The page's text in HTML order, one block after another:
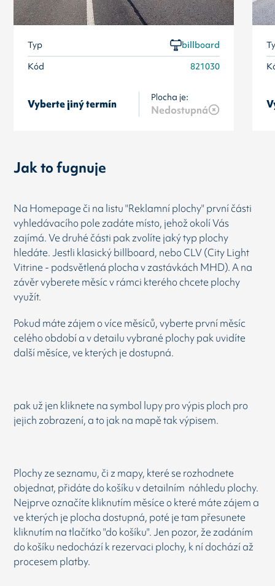
Typ
billboard
Kód
821030
Vyberte jiný termín
Plocha je:
Nedostupná
Jak to fugnuje
Na Homepage či na listu "Reklamní plochy" první části
vyhledávacího pole zadáte místo, jehož okolí Vás
zajímá. Ve druhé části pak zvolíte jaký typ plochy
hledáte. Jestli klasický billboard, nebo CLV (City Light
Vitrine - podsvětlená plocha v zastávkách MHD). A na
závěr vyberete měsíc v rámci kterého chcete plochy
využít.
Pokud máte zájem o více měsíců, vyberte první měsíc
celého období a v detailu vybrané plochy pak uvidíte
další měsíce, ve kterých je dostupná.
pak už jen kliknete na symbol lupy pro výpis ploch pro
jejich zobrazení, a to jak na mapě tak výpisem.
Plochy ze seznamu, či z mapy, které se rozhodnete
objednat, přidáte do košíku v detailním náhledu plochy.
Nejprve označíte kliknutím měsíce o které máte zájem a
ve kterých je plocha dostupná, poté je tam přesunete
kliknutím na tlačítko "do košíku". Jen pozor, že zadáním
do košíku nedochází k rezervaci plochy, k ní dochází až
procesem platby.